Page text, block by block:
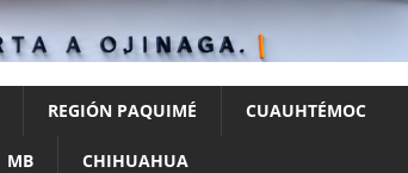
REGIÓN PAQUIMÉ CUAUHTÉMOC
MB CHIHUAHUA